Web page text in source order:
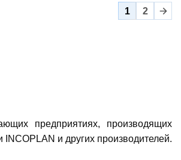
1 2
предприятиях, производящих
и других производителей.